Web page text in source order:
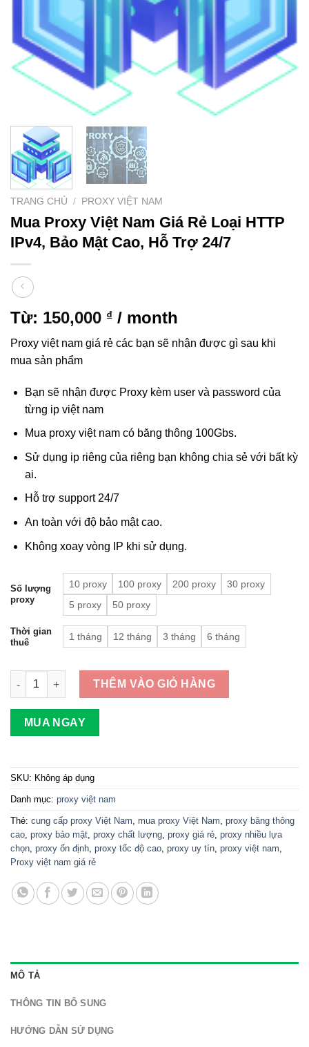
TRANG CHỦ / PROXY VIỆT NAM
Mua Proxy Việt Nam Giá Rẻ Loại HTTP
IPv4, Bảo Mật Cao, Hỗ Trợ 24/7
Từ: 150,000 ₫ / month
Proxy việt nam giá rẻ các bạn sẽ nhận được gì sau khi
mua sản phẩm
Bạn sẽ nhận được Proxy kèm user và password của
từng ip việt nam
Mua proxy việt nam có băng thông 100Gbs.
Sử dụng ip riêng của riêng bạn không chia sẻ với bất kỳ
ai.
Hỗ trợ support 24/7
An toàn với độ bảo mật cao.
Không xoay vòng IP khi sử dụng.
Số lượng
proxy
10 proxy 100 proxy 200 proxy
30 proxy
5 proxy
50 proxy
Thời gian
thuê
1 tháng 12 tháng 3 tháng 6 tháng
Mua Proxy Việt Nam Giá Rẻ Loại HTTP IPv4, Bảo Mật Cao, Hỗ
THÊM VÀO GIỎ HÀNG
MUA NGAY
SKU: Không áp dụng
Danh mục: proxy việt nam
Thẻ: cung cấp proxy Việt Nam mua proxy Việt Nam proxy băng thông
cao proxy bảo mật proxy chất lượng proxy giá rẻ proxy nhiều lựa
chọn proxy ổn định proxy tốc độ cao proxy uy tín proxy việt nam
Proxy việt nam giá rẻ
MÔ TẢ
THÔNG TIN BỔ SUNG
HƯỚNG DẪN SỬ DỤNG